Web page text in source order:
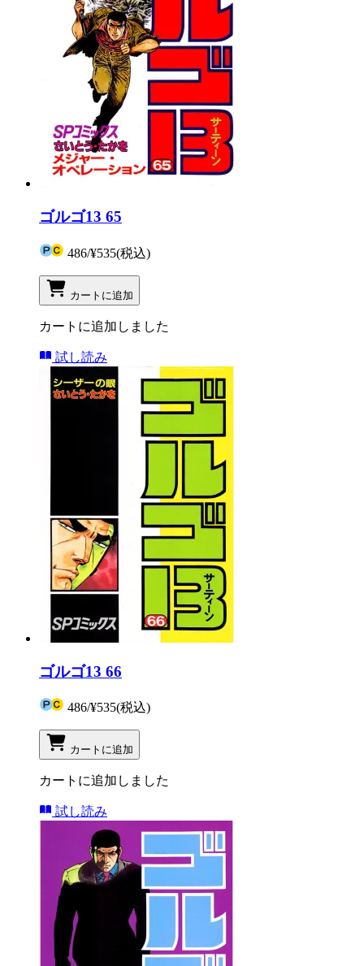
ゴルゴ13 65
486/¥535(税込)
カートに追加
カートに追加しました
試し読み
ゴルゴ13 66
486/¥535(税込)
カートに追加
カートに追加しました
試し読み